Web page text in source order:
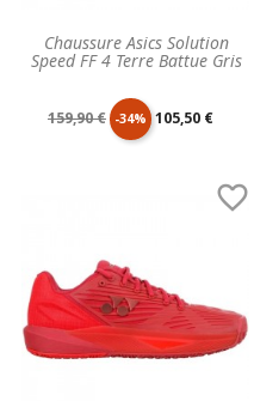
Chaussure Asics Solution
Speed FF 4 Terre Battue Gris
Prix
159,90 € -34% Prix
105,50 €
